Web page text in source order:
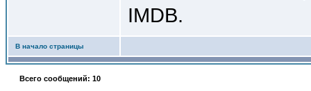
IMDB.
В начало страницы
Всего сообщений: 10